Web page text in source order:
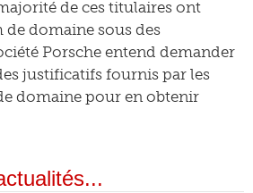
de ces titulaires ont
domaine sous des
Porsche entend demander
justificatifs fournis par les
domaine pour en obtenir